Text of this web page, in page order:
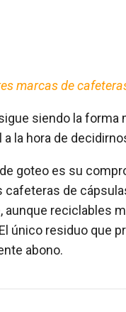
marcas de
siendo la forma
la hora de
goteo es su
cafeteras de
aunque reciclables
único residuo que
abono.